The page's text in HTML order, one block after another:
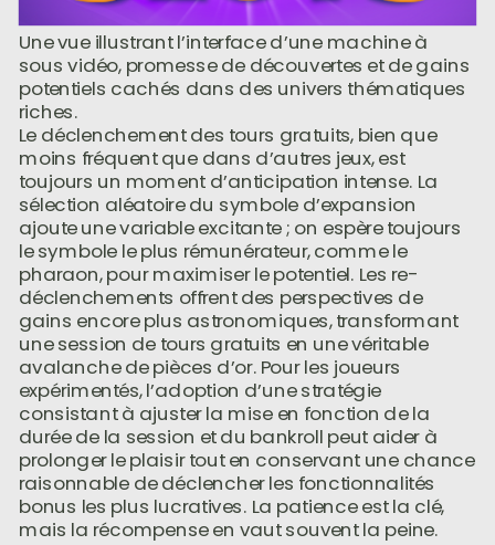
Une vue illustrant l’interface d’une machine à
sous vidéo, promesse de découvertes et de gains
potentiels cachés dans des univers thématiques
riches.
Le déclenchement des tours gratuits, bien que
moins fréquent que dans d’autres jeux, est
toujours un moment d’anticipation intense. La
sélection aléatoire du symbole d’expansion
ajoute une variable excitante ; on espère toujours
le symbole le plus rémunérateur, comme le
pharaon, pour maximiser le potentiel. Les re-
déclenchements offrent des perspectives de
gains encore plus astronomiques, transformant
une session de tours gratuits en une véritable
avalanche de pièces d’or. Pour les joueurs
expérimentés, l’adoption d’une stratégie
consistant à ajuster la mise en fonction de la
durée de la session et du bankroll peut aider à
prolonger le plaisir tout en conservant une chance
raisonnable de déclencher les fonctionnalités
bonus les plus lucratives. La patience est la clé,
mais la récompense en vaut souvent la peine.